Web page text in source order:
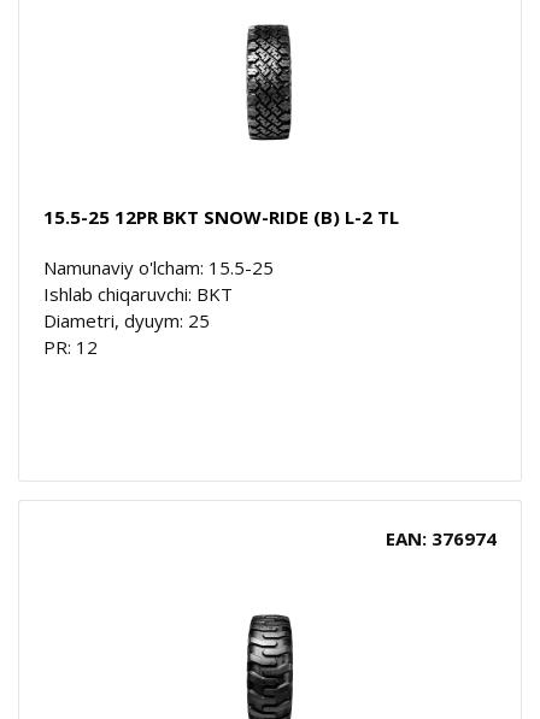
15.5-25 12PR BKT SNOW-RIDE (B) L-2 TL
Namunaviy o'lcham: 15.5-25
Ishlab chiqaruvchi: BKT
Diametri, dyuym: 25
PR: 12
EAN: 376974